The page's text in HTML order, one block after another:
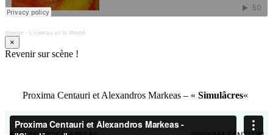
thiergir · L'oiseau et la liberté
×
Revenir sur scène !
Proxima Centauri et Alexandros Markeas – « Simulâcres«